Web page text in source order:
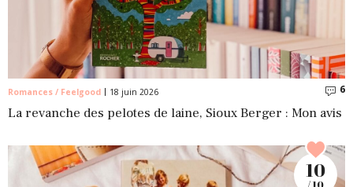
Romances / Feelgood 18 juin 2026 6
La revanche des pelotes de laine, Sioux Berger : Mon avis
10